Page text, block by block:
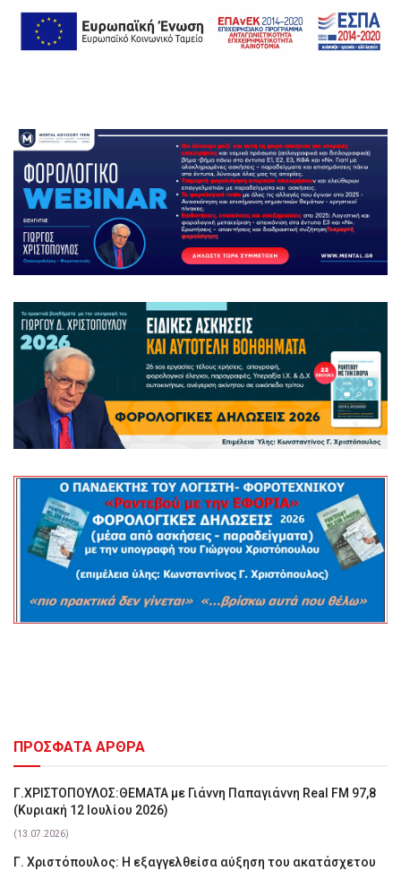
ΠΡΟΣΦΑΤΑ ΑΡΘΡΑ
Γ.ΧΡΙΣΤΟΠΟΥΛΟΣ:ΘΕΜΑΤΑ με Γιάννη Παπαγιάννη Real FM 97,8
(Κυριακή 12 Ιουλίου 2026)
(13.07.2026)
Γ. Χριστόπουλος: Η εξαγγελθείσα αύξηση του ακατάσχετου